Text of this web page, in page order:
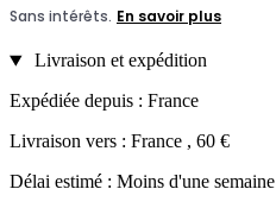
Livraison et expédition
Expédiée depuis : France
Livraison vers : France , 60 €
Délai estimé : Moins d'une semaine